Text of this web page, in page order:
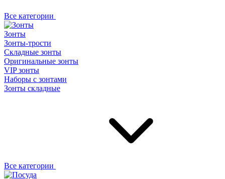
Все категории
Зонты
Зонты-трости
Складные зонты
Оригинальные зонты
VIP зонты
Наборы с зонтами
Зонты складные
Все категории